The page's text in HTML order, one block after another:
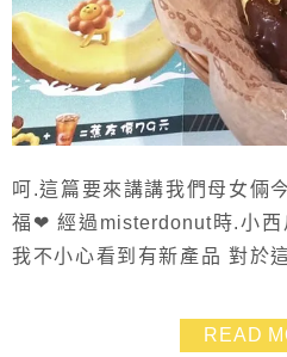
呵.這篇要來講講我們母女倆
福❤ 經過misterdonut時.小西
我不小心看到有新產品 對於
^___^ 照片是用手機拍的~
READ